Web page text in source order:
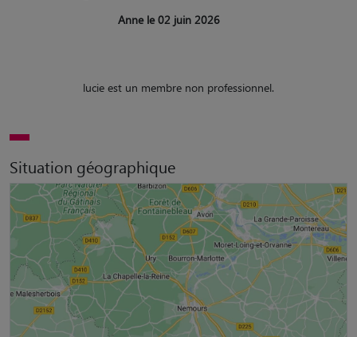
Anne le 02 juin 2026
lucie est un membre non professionnel.
Situation géographique